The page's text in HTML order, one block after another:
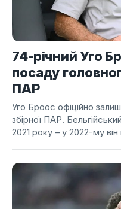
74-річний Уго
посаду
ПАР
Уго Броос офіційно
збірної ПАР.
2021 року – у 2022-му